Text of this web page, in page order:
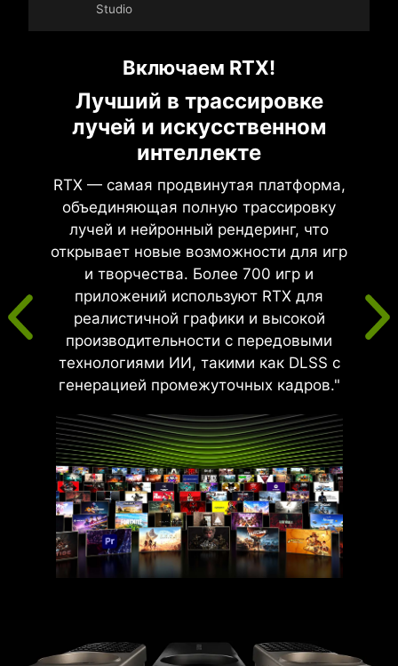
Studio
Включаем RTX!
Лучший в трассировке
лучей и искусственном
интеллекте
RTX — самая продвинутая платформа,
объединяющая полную трассировку
лучей и нейронный рендеринг, что
открывает новые возможности для игр
и творчества. Более 700 игр и
приложений используют RTX для
реалистичной графики и высокой
производительности с передовыми
технологиями ИИ, такими как DLSS с
генерацией промежуточных кадров."